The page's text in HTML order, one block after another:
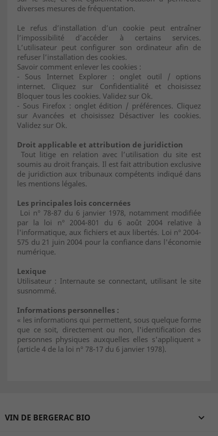
diverses mesures de fréquentation.
Le refus d’installation d’un cookie peut entraîner
l’impossibilité d’accéder à certains services.
L’utilisateur peut configurer son ordinateur afin de
refuser l’installation des cookies.
Savoir comment enlever les cookies :
- Sous Internet Explorer : onglet outil / options
internet. Cliquez sur Confidentialité et choisissez
Bloquer tous les cookies. Validez sur Ok.
- Sous Firefox : onglet édition / préférences. Cliquez
sur Avancées et choisissez Désactiver les cookies.
Validez sur Ok.
Droit applicable et attribution de juridiction
Tout litige en relation avec l’utilisation du site est
soumis au droit français. Il est fait attribution exclusive
de juridiction aux tribunaux compétents indiqué dans
les mentions légales.
Les principales lois concernées
Loi n° 78-87 du 6 janvier 1978, notamment modifiée
par la loi n° 2004-801 du 6 août 2004 relative à
l'informatique, aux fichiers et aux libertés. Loi n° 2004-
575 du 21 juin 2004 pour la confiance dans l'économie
numérique.
Lexique
Utilisateur : Internaute se connectant, utilisant le site
susnommé.
Informations personnelles :
« les informations qui permettent, sous quelque forme
que ce soit, directement ou non, l'identification des
personnes physiques auxquelles elles s'appliquent »
(article 4 de la loi n° 78-17 du 6 janvier 1978).
VIN DE BERGERAC BIO 